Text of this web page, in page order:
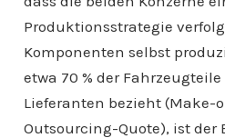
Produktionsstrategie
Komponenten selbst
etwa 70 % der
Lieferanten bezieht (Make-
Outsourcing-Quote), ist der